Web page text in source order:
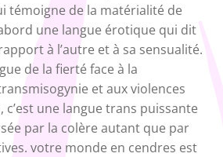
témoigne de la matérialité de
une langue érotique qui dit
à l’autre et à sa sensualité.
de la fierté face à la
et aux violences
c’est une langue trans puissante
par la colère autant que par
votre monde en cendres est